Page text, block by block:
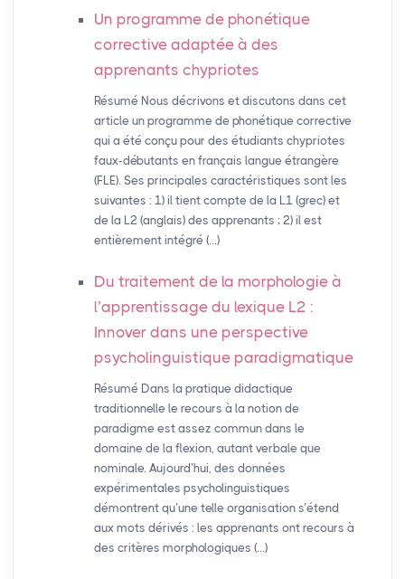
Un programme de phonétique
corrective adaptée à des
apprenants chypriotes
Résumé Nous décrivons et discutons dans cet
article un programme de phonétique corrective
qui a été conçu pour des étudiants chypriotes
faux-débutants en français langue étrangère
(FLE). Ses principales caractéristiques sont les
suivantes : 1) il tient compte de la L1 (grec) et
de la L2 (anglais) des apprenants ; 2) il est
entièrement intégré (…)
Du traitement de la morphologie à
l’apprentissage du lexique L2 :
Innover dans une perspective
psycholinguistique paradigmatique
Résumé Dans la pratique didactique
traditionnelle le recours à la notion de
paradigme est assez commun dans le
domaine de la flexion, autant verbale que
nominale. Aujourd’hui, des données
expérimentales psycholinguistiques
démontrent qu’une telle organisation s’étend
aux mots dérivés : les apprenants ont recours à
des critères morphologiques (…)